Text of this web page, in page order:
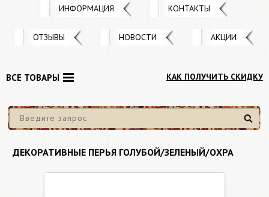
ИНФОРМАЦИЯ КОНТАКТЫ
ОТЗЫВЫ НОВОСТИ АКЦИИ
КАК ПОЛУЧИТЬ СКИДКУ
Найти
ВСЕ ТОВАРЫ
ДЕКОРАТИВНЫЕ ПЕРЬЯ ГОЛУБОЙ/ЗЕЛЕНЫЙ/ОХРА